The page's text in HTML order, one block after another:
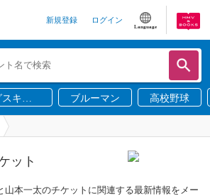
新規登録 ログイン
Language
キニ
ブルーマン 高校野球
ット
山本一太のチケットに関連する最新情報をメー